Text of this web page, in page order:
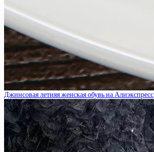
Джинсовая летняя женская обувь на Алиэкспресс